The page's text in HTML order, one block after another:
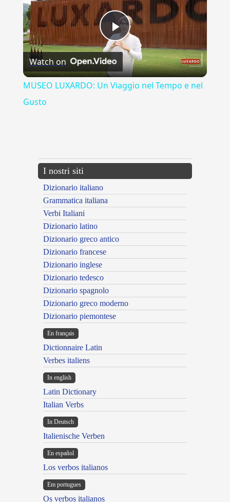
Play
Video
Watch on
MUSEO LUXARDO: Un Viaggio nel Tempo e nel
Gusto
I nostri siti
Dizionario italiano
Grammatica italiana
Verbi Italiani
Dizionario latino
Dizionario greco antico
Dizionario francese
Dizionario inglese
Dizionario tedesco
Dizionario spagnolo
Dizionario greco moderno
Dizionario piemontese
En français
Dictionnaire Latin
Verbes italiens
In english
Latin Dictionary
Italian Verbs
In Deutsch
Italienische Verben
En español
Los verbos italianos
Em portugues
Os verbos italianos